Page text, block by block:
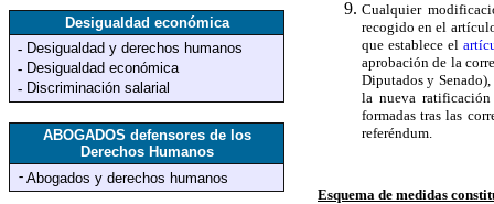
Desigualdad económica
- Desigualdad y derechos humanos
- Desigualdad económica
- Discriminación salarial
ABOGADOS defensores de los
Derechos Humanos
- Abogados y derechos humanos
Cualquier
recogido en el
que establece el
aprobación de la
Diputados y
la nueva
formadas tras las
referéndum.
Esquema de medidas